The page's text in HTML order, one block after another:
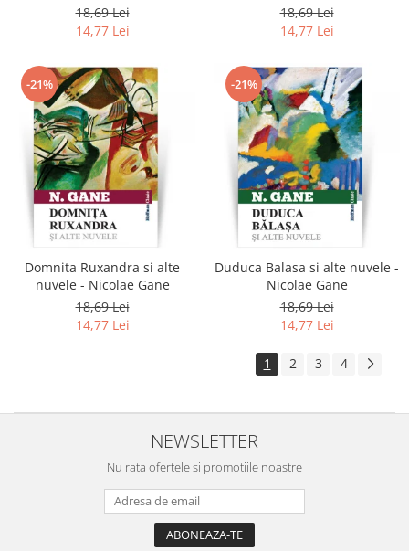
18,69 Lei
14,77 Lei
18,69 Lei
14,77 Lei
-21%
Domnita Ruxandra si alte
nuvele - Nicolae Gane
18,69 Lei
14,77 Lei
-21%
Duduca Balasa si alte nuvele -
Nicolae Gane
18,69 Lei
14,77 Lei
1 2 3 4
NEWSLETTER
Nu rata ofertele si promotiile noastre